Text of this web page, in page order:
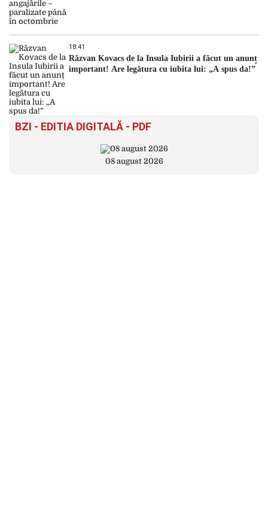
18:41
Răzvan Kovacs de la Insula Iubirii a făcut un anunț
important! Are legătura cu iubita lui: „A spus da!”
BZI - EDITIA DIGITALĂ - PDF
08 august 2026